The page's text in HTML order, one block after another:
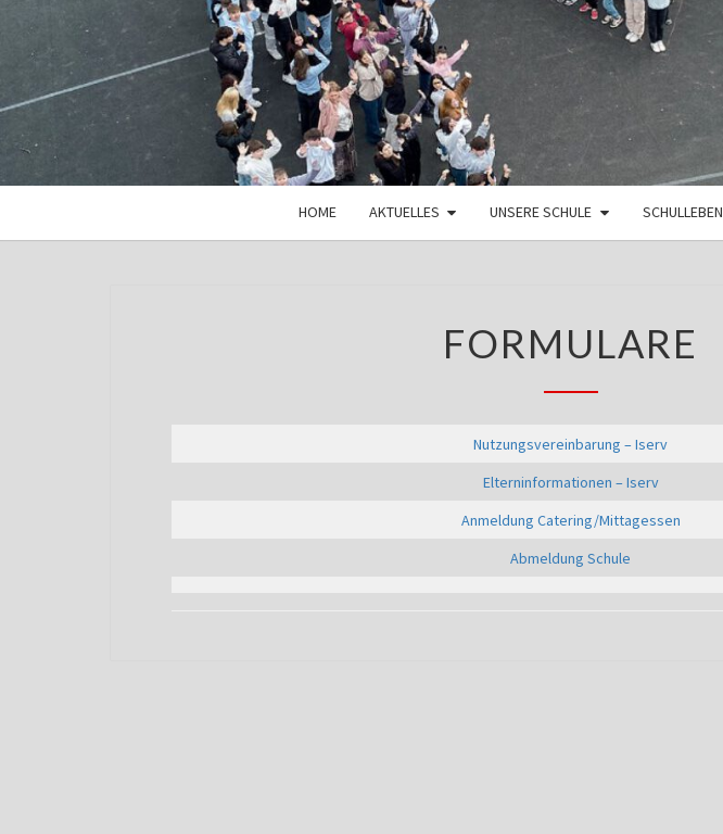
HOME AKTUELLES UNSERE SCHULE SCHULLEBEN
FORMULARE
Nutzungsvereinbarung – Iserv
Elterninformationen – Iserv
Anmeldung Catering/Mittagessen
Abmeldung Schule